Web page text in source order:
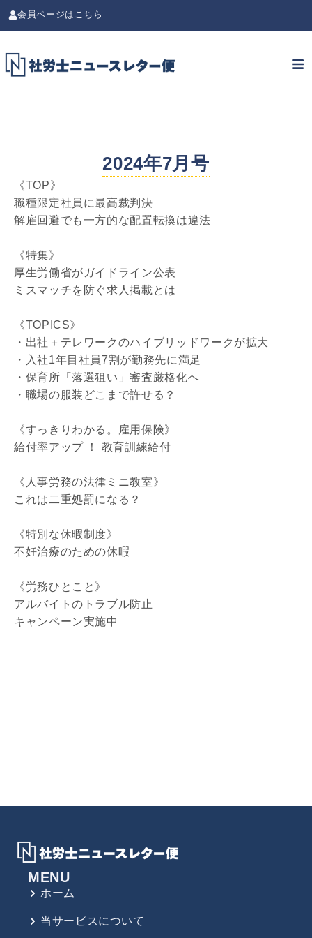
会員ページはこちら
2024年7月号
《TOP》
職種限定社員に最高裁判決
解雇回避でも一方的な配置転換は違法
《特集》
厚生労働省がガイドライン公表
ミスマッチを防ぐ求人掲載とは
《TOPICS》
・出社＋テレワークのハイブリッドワークが拡大
・入社1年目社員7割が勤務先に満足
・保育所「落選狙い」審査厳格化へ
・職場の服装どこまで許せる？
《すっきりわかる。雇用保険》
給付率アップ ！ 教育訓練給付
《人事労務の法律ミニ教室》
これは二重処罰になる？
《特別な休暇制度》
不妊治療のための休暇
《労務ひとこと》
アルバイトのトラブル防止
キャンペーン実施中
MENU
ホーム
当サービスについて